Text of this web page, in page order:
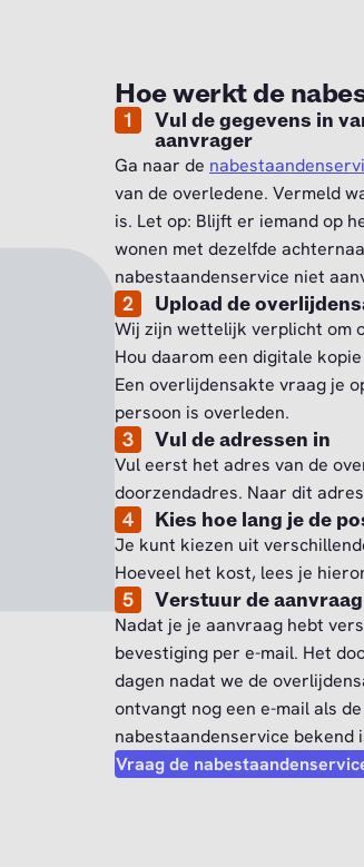
Hoe werkt de
1 Vul de gegevens in
aanvrager
Ga naar de
van de overledene. Vermeld
is. Let op: Blijft er iemand op
wonen met dezelfde
nabestaandenservice niet
2 Upload de
Wij zijn wettelijk verplicht om
Hou daarom een digitale
Een overlijdensakte vraag je
persoon is overleden.
3 Vul de adressen in
Vul eerst het adres van de
doorzendadres. Naar dit
4 Kies hoe lang je de
Je kunt kiezen uit
Hoeveel het kost, lees je
5 Verstuur de aanvraag
Nadat je je aanvraag hebt
bevestiging per e-mail. Het
dagen nadat we de
ontvangt nog een e-mail als
nabestaandenservice bekend
Vraag de